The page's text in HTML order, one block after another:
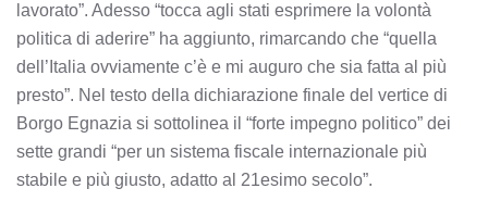
lavorato”. Adesso “tocca agli stati esprimere la volontà
politica di aderire” ha aggiunto, rimarcando che “quella
dell’Italia ovviamente c’è e mi auguro che sia fatta al più
presto”. Nel testo della dichiarazione finale del vertice di
Borgo Egnazia si sottolinea il “forte impegno politico” dei
sette grandi “per un sistema fiscale internazionale più
stabile e più giusto, adatto al 21esimo secolo”.